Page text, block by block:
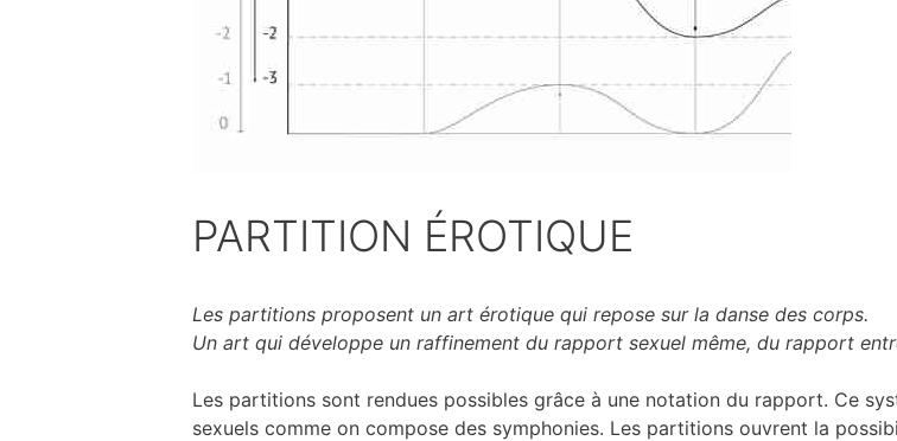
PARTITION ÉROTIQUE
Les partitions proposent un art érotique qui repose sur la danse des corps.
Un art qui développe un raffinement du rapport sexuel même, du rapport
Les partitions sont rendues possibles grâce à une notation du rapport. Ce
sexuels comme on compose des symphonies. Les partitions ouvrent la